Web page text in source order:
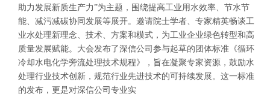
助力发展新质生产力”为主题，围绕提高工业用水效率、节水节
能、减污减碳协同发展等展开。邀请院士学者、专家精英畅谈工
业水处理新理念、技术、方案和模式，为工业企业绿色转型和高
质量发展赋能。大会发布了深信公司参与起草的团体标准《循环
冷却水电化学旁流处理技术规程》，旨在凝聚专家资源，鼓励水
处理行业技术创新，规范行业先进技术的可持续发展。这一标准
的发布，更是对深信公司专业实